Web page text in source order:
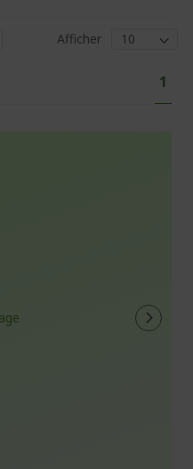
Afficher
Vous
lisez
1